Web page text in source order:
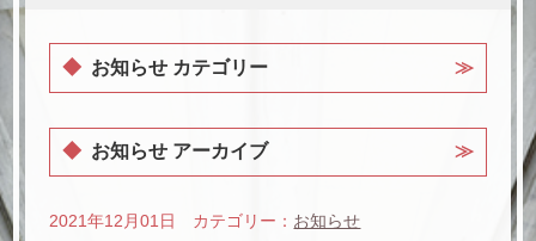
2021年12月01日 カテゴリー： お知らせ
お知らせ カテゴリー
お知らせ アーカイブ